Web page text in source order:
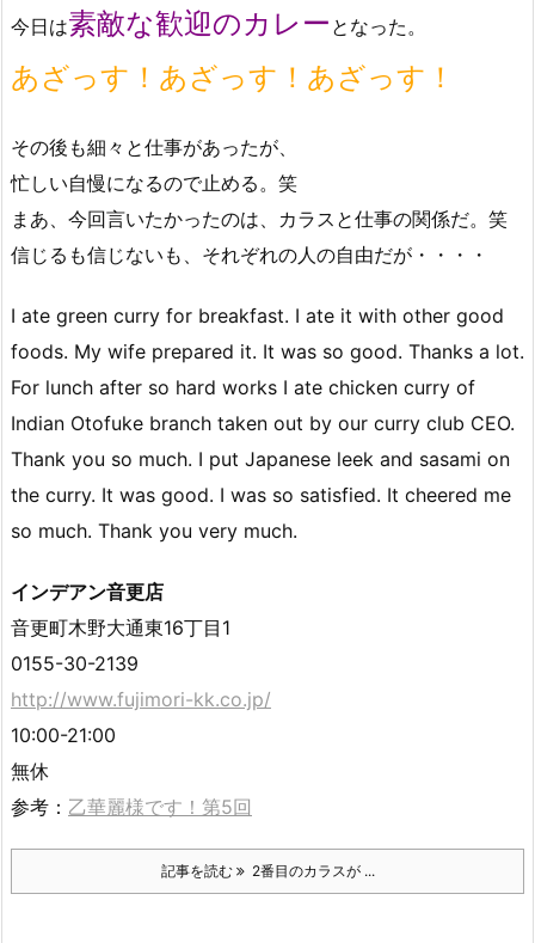
今日は素敵な歓迎のカレー となった。
あざっす！あざっす！あざっす！
その後も細々と仕事があったが、
忙しい自慢になるので止める。笑
まあ、今回言いたかったのは、カラスと仕事の関係だ。笑
信じるも信じないも、それぞれの人の自由だが・・・・
I ate green curry for breakfast. I ate it with other good
foods. My wife prepared it. It was so good. Thanks a lot.
For lunch after so hard works I ate chicken curry of
Indian Otofuke branch taken out by our curry club CEO.
Thank you so much. I put Japanese leek and sasami on
the curry. It was good. I was so satisfied. It cheered me
so much. Thank you very much.
インデアン音更店
音更町木野大通東16丁目1
0155-30-2139
http://www.fujimori-kk.co.jp/
10:00-21:00
無休
参考： 乙華麗様です！第5回
記事を読む 2番目のカラスが ...